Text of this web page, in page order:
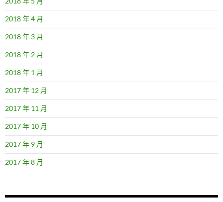
2018 年 4 月
2018 年 3 月
2018 年 2 月
2018 年 1 月
2017 年 12 月
2017 年 11 月
2017 年 10 月
2017 年 9 月
2017 年 8 月